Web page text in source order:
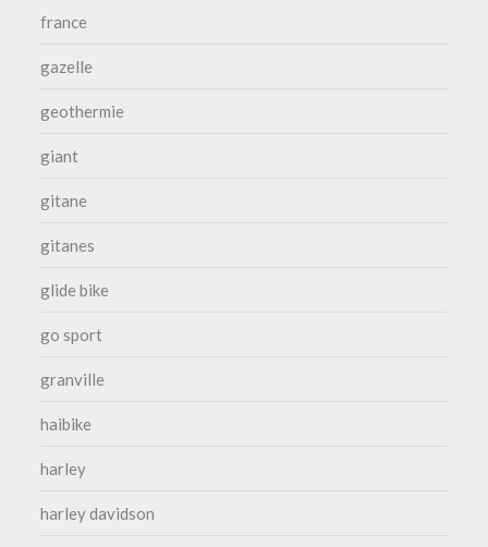
france
gazelle
geothermie
giant
gitane
gitanes
glide bike
go sport
granville
haibike
harley
harley davidson